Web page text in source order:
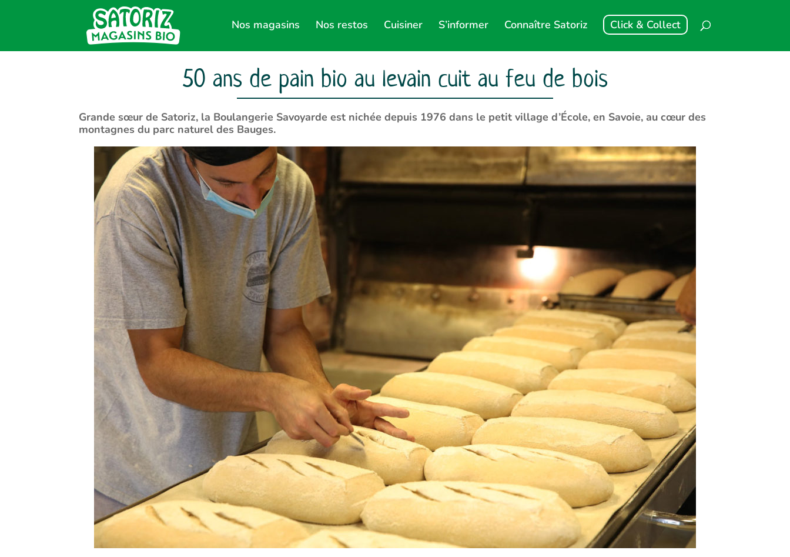
Nos magasins Nos restos Cuisiner S’informer Connaître Satoriz Click & Collect
50 ans de pain bio au levain cuit au feu de bois
Grande sœur de Satoriz, la Boulangerie Savoyarde est nichée depuis 1976 dans le petit village d’École, en Savoie, au cœur des
montagnes du parc naturel des Bauges.